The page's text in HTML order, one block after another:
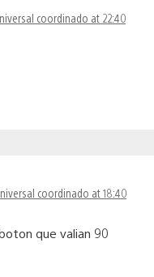
coordinado at 22:40
coordinado at 18:40
que valian 90